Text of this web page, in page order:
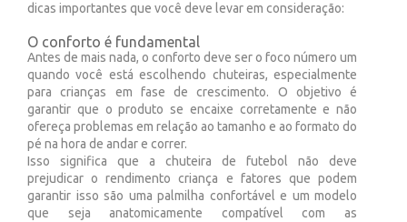
dicas importantes que você deve levar em consideração:
O conforto é fundamental
Antes de mais nada, o conforto deve ser o foco número um
quando você está escolhendo chuteiras, especialmente
para crianças em fase de crescimento. O objetivo é
garantir que o produto se encaixe corretamente e não
ofereça problemas em relação ao tamanho e ao formato do
pé na hora de andar e correr.
Isso significa que a chuteira de futebol não deve
prejudicar o rendimento criança e fatores que podem
garantir isso são uma palmilha confortável e um modelo
que seja anatomicamente compatível com as